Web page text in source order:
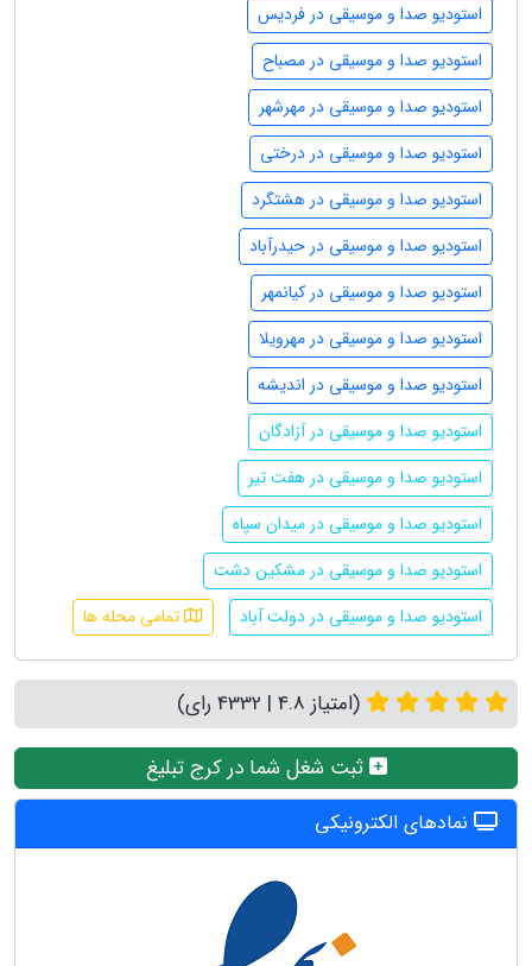
استودیو صدا و موسیقی در فردیس
استودیو صدا و موسیقی در مصباح
استودیو صدا و موسیقی در مهرشهر
استودیو صدا و موسیقی در درختی
استودیو صدا و موسیقی در هشتگرد
استودیو صدا و موسیقی در حیدرآباد
استودیو صدا و موسیقی در کیانمهر
استودیو صدا و موسیقی در مهرویلا
استودیو صدا و موسیقی در اندیشه
استودیو صدا و موسیقی در آزادگان
استودیو صدا و موسیقی در هفت تیر
استودیو صدا و موسیقی در میدان سپاه
استودیو صدا و موسیقی در مشکین دشت
استودیو صدا و موسیقی در دولت آباد
تمامی محله ها
(امتیاز 4.8 | 4332 رای)
ثبت شغل شما در کرج تبلیغ
نمادهای الکترونیکی